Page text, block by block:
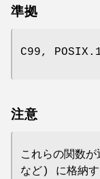
準拠
C99,
注意
これらの関数
など) に格納す